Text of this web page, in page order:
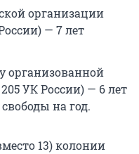
организации
— 7 лет
организованной
УК России) — 6 лет
на год.
13) колонии